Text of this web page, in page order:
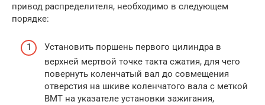
привод распределителя, необходимо в следующем
порядке:
Установить поршень первого цилиндра в
верхней мертвой точке такта сжатия, для чего
повернуть коленчатый вал до совмещения
отверстия на шкиве коленчатого вала с меткой
ВМТ на указателе установки зажигания,